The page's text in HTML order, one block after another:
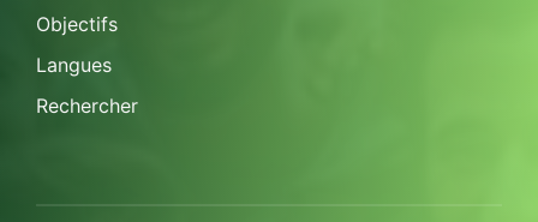
Objectifs
Langues
Rechercher